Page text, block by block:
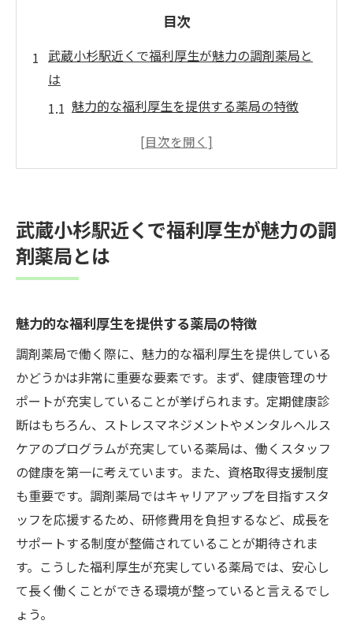
目次
武蔵小杉駅近くで福利厚生が魅力の調剤薬局と
は
魅力的な福利厚生を提供する薬局の特徴
武蔵小杉駅で評判の高い調剤薬局
働きやすさを追求した福利厚生の具体例
充実した福利厚生を提供する職場選びのポイン
福利厚生の充実度をどう確認するか
職場選びの際にチェックすべき福利厚生
魅力的な福利厚生を提供する職場の見つけ
方
仕事と家庭の両立を支援する制度とは
長期的に安心して働ける環境づくり
武蔵小杉駅周辺で福利厚生が充実した職場
の特徴
武蔵小杉駅周辺の調剤薬局で福利厚生を活用す
る方法
福利厚生を最大限に活用するためのヒント
調剤薬局の福利厚生で得られるメリット
武蔵小杉駅近くで福利厚生が魅力の調
剤薬局とは
魅力的な福利厚生を提供する薬局の特徴
調剤薬局で働く際に、魅力的な福利厚生を提供している
かどうかは非常に重要な要素です。まず、健康管理のサ
ポートが充実していることが挙げられます。定期健康診
断はもちろん、ストレスマネジメントやメンタルヘルス
ケアのプログラムが充実している薬局は、働くスタッフ
の健康を第一に考えています。また、資格取得支援制度
も重要です。調剤薬局ではキャリアアップを目指すスタ
ッフを応援するため、研修費用を負担するなど、成長を
サポートする制度が整備されていることが期待されま
す。こうした福利厚生が充実している薬局では、安心し
て長く働くことができる環境が整っていると言えるでし
ょう。